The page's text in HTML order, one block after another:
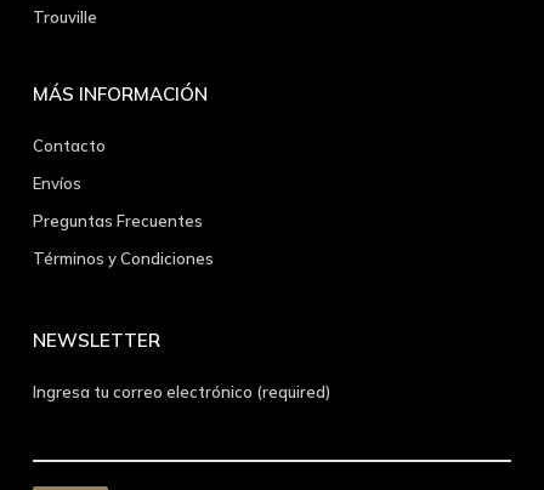
Trouville
MÁS INFORMACIÓN
Contacto
Envíos
Preguntas Frecuentes
Términos y Condiciones
NEWSLETTER
Ingresa tu correo electrónico (required)